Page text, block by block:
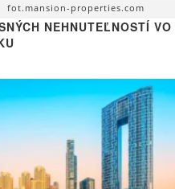
fot.mansion-properties.com
NEHNUTEĽNOSTÍ VO